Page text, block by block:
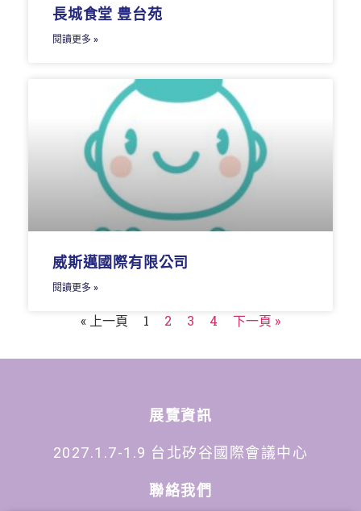
長城食堂 豊台苑
閱讀更多 »
威斯邁國際有限公司
閱讀更多 »
« 上一頁 1 2 3 4 下一頁 »
展覽資訊
2027.1.7-1.9 台北矽谷國際會議中心
聯絡我們